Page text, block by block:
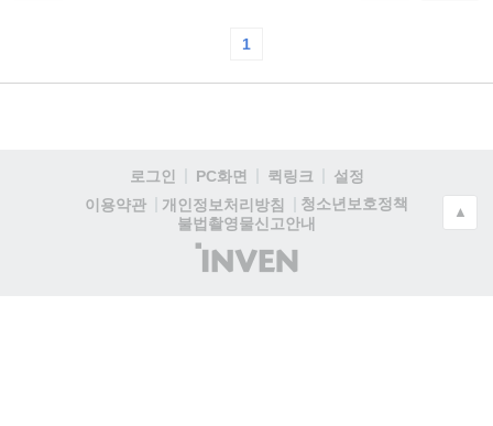
1
로그인 PC화면 퀵링크
설정
이용약관
개인정보처리방침
청소년보호정책
불법촬영물신고안내
(주)
인
▲